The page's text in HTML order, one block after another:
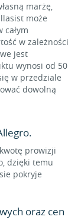
marżę,
może
w zależności
jest
wynosi od 50
w przedziale
dowolną
prowizji
dzięki temu
pokryje
oraz cen